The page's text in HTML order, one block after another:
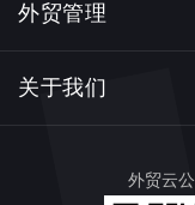
外贸管理
关于我们
外贸云